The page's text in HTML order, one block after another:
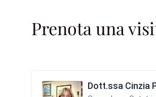
Prenota una